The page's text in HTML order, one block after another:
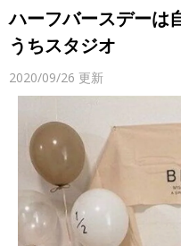
ハーフバースデーは
うちスタジオ
2020/09/26 更新